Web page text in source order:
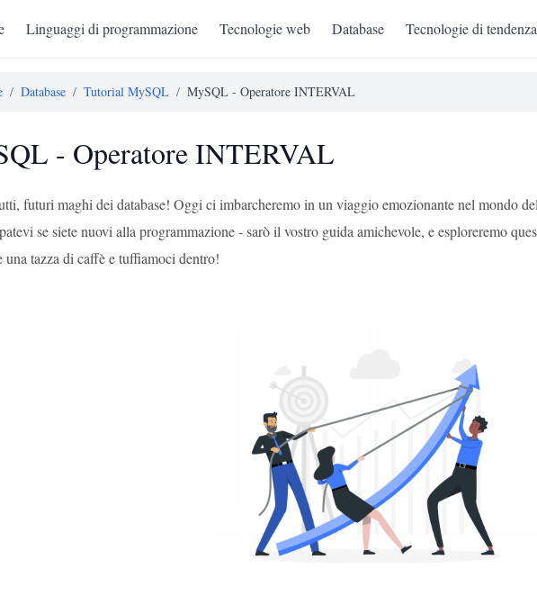
Linguaggi di programmazione Tecnologie web Database Tecnologie di tendenza
/ Database / Tutorial MySQL / MySQL - Operatore INTERVAL
- Operatore INTERVAL
futuri maghi dei database! Oggi ci imbarcheremo in un viaggio emozionante nel mondo
se siete nuovi alla programmazione - sarò il vostro guida amichevole, e esploreremo
una tazza di caffè e tuffiamoci dentro!